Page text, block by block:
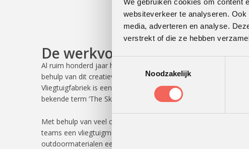
We gebruiken cookies om content
websiteverkeer te analyseren.
media, adverteren en analyse.
verstrekt of die ze hebben
Noodzakelijk
De werkvorm
Al ruim honderd jaar houdt het de mensheid bezig: vliegen en
behulp van dit creatieve teambuilding programma zal dit in ere
Vliegtuigfabriek is een leuke en leerzame energizer of meeting-
bekende term ‘The Sky is the Limit’ mag dragen.
Met behulp van veel creatieve materialen en de benodigde
teams een vliegtuigmodel ontwerpen en construeren.
outdoormaterialen een lanceerinstallatie van zo’n drie meter